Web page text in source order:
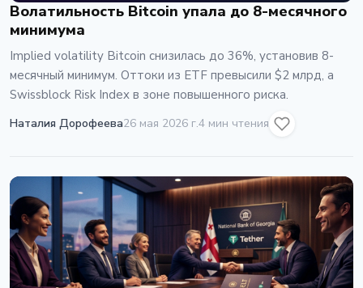
Волатильность Bitcoin упала до 8-месячного
минимума
Implied volatility Bitcoin снизилась до 36%, установив 8-
месячный минимум. Оттоки из ETF превысили $2 млрд, а
Swissblock Risk Index в зоне повышенного риска.
Наталия Дорофеева26 мая 2026 г.4 мин чтения